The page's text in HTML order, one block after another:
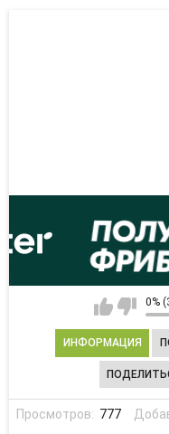
0%
ИНФОРМАЦИЯ
Просмотров: 777